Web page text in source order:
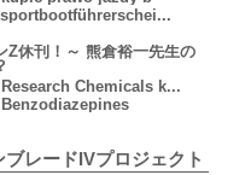
sportbootführerschei...
Z休刊！～ 熊倉裕一先生の
Research Chemicals k...
Benzodiazepines
ブレードIVプロジェクト